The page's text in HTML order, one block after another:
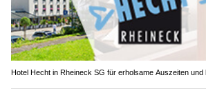
Hotel Hecht in Rheineck SG für erholsame Auszeiten